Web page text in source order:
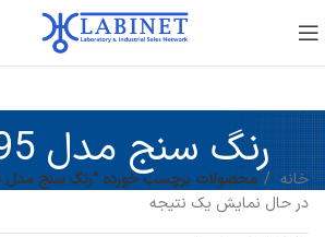
رنگ سنج مدل pfxi-995
خانه
محصولات برچسب خورده “رنگ سنج مدل pfxi-995”
در حال نمایش یک نتیجه